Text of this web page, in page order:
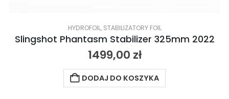
HYDROFOIL, STABILIZATORY FOIL
Slingshot Phantasm Stabilizer 325mm 2022
1499,00 zł
DODAJ DO KOSZYKA